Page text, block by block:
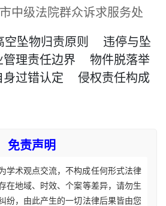
级法院群众诉求服务处
空坠物归责原则
违停与坠
管理责任边界
物件脱落举
身过错认定
侵权责任构成
免责声明
学术观点交流，不构成任何形式法律
在地域、时效、个案等差异，请勿生
纷，由此产生的一切法律后果皆由您